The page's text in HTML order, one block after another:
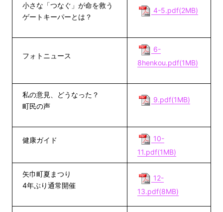
小さな「つなぐ」が命を救う
ゲートキーパーとは？
4-5.pdf(2MB)
フォトニュース
6-
8henkou.pdf(1MB)
私の意見、どうなった？
町民の声
9.pdf(1MB)
健康ガイド
10-
11.pdf(1MB)
矢巾町夏まつり
4年ぶり通常開催
12-
13.pdf(8MB)